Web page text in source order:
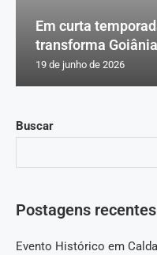
Buscar
Postagens recentes
Evento Histórico em
Em curta
transforma
19 de junho de 2026